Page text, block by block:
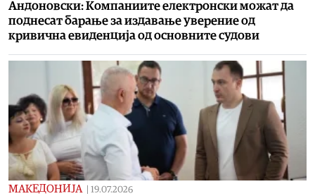
Андоновски: Компаниите електронски можат да
поднесат барање за издавање уверение од
кривична евиденција од основните судови
МАКЕДОНИЈА 19.07.2026